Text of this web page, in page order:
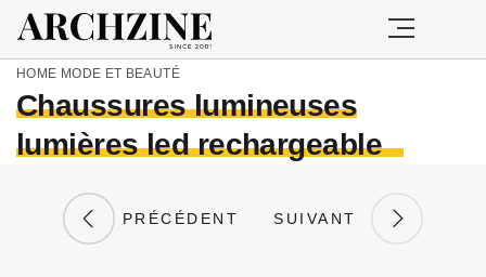
HOME MODE ET BEAUTÉ
Chaussures lumineuses
lumières led rechargeable
PRÉCÉDENT SUIVANT